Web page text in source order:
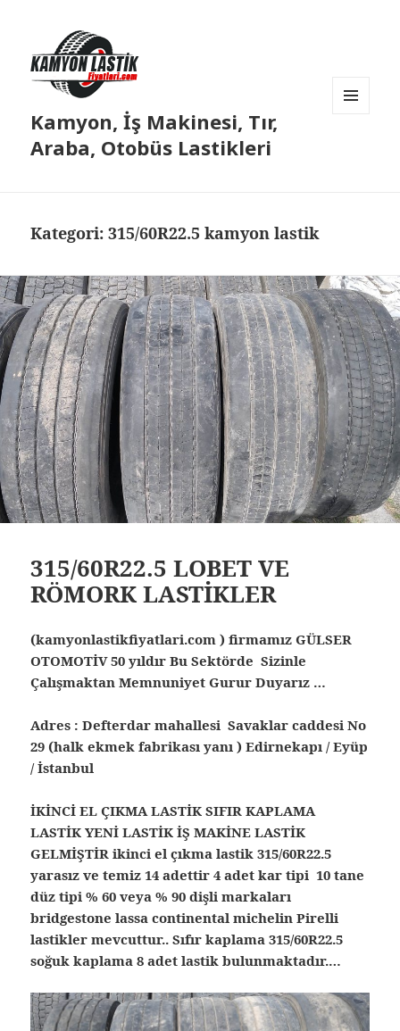
Kamyon, İş Makinesi, Tır,
Araba, Otobüs Lastikleri
Kategori:315/60R22.5 kamyon lastik
315/60R22.5 LOBET VE
RÖMORK LASTİKLER
(kamyonlastikfiyatlari.com ) firmamız GÜLSER
OTOMOTİV 50 yıldır Bu Sektörde Sizinle
Çalışmaktan Memnuniyet Gurur Duyarız …
Adres : Defterdar mahallesi Savaklar caddesi No
29 (halk ekmek fabrikası yanı ) Edirnekapı / Eyüp
/ İstanbul
İKİNCİ EL ÇIKMA LASTİK SIFIR KAPLAMA
LASTİK YENİ LASTİK İŞ MAKİNE LASTİK
GELMİŞTİR ikinci el çıkma lastik 315/60R22.5
yarasız ve temiz 14 adettir 4 adet kar tipi 10 tane
düz tipi % 60 veya % 90 dişli markaları
bridgestone lassa continental michelin Pirelli
lastikler mevcuttur.. Sıfır kaplama 315/60R22.5
soğuk kaplama 8 adet lastik bulunmaktadır.…